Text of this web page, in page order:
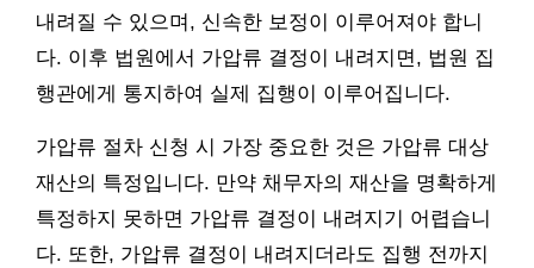
내려질 수 있으며, 신속한 보정이 이루어져야 합니
다. 이후 법원에서 가압류 결정이 내려지면, 법원 집
행관에게 통지하여 실제 집행이 이루어집니다.
가압류 절차 신청 시 가장 중요한 것은 가압류 대상
재산의 특정입니다. 만약 채무자의 재산을 명확하게
특정하지 못하면 가압류 결정이 내려지기 어렵습니
다. 또한, 가압류 결정이 내려지더라도 집행 전까지